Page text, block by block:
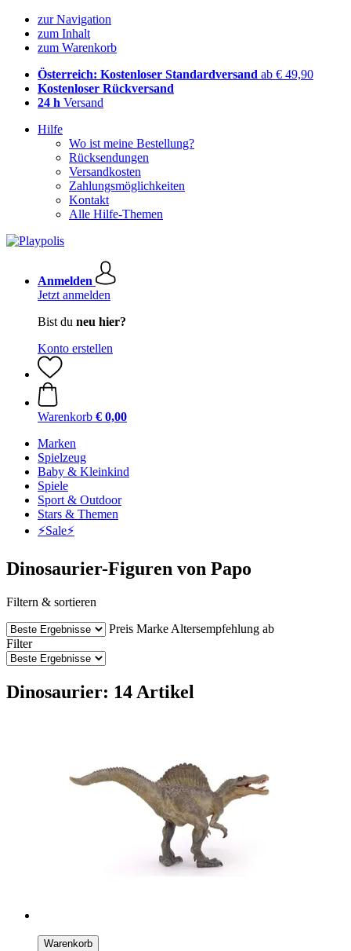
zur Navigation
zum Inhalt
zum Warenkorb
Österreich: Kostenloser Standardversand ab € 49,90
Kostenloser Rückversand
24 h Versand
Hilfe
Wo ist meine Bestellung?
Rücksendungen
Versandkosten
Zahlungsmöglichkeiten
Kontakt
Alle Hilfe-Themen
Anmelden
Jetzt anmelden
Bist du neu hier?
Konto erstellen
Warenkorb € 0,00
Marken
Spielzeug
Baby & Kleinkind
Spiele
Sport & Outdoor
Stars & Themen
⚡️Sale⚡️
Dinosaurier-Figuren von Papo
Filtern & sortieren
Preis Marke Altersempfehlung ab
Filter
Dinosaurier: 14 Artikel
Warenkorb